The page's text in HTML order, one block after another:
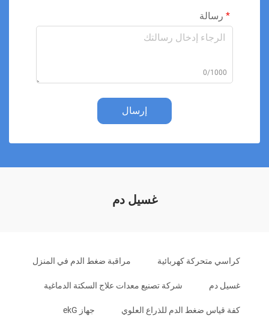
رسالة
0/1000
إرسال
غسيل دم
كراسي متحركة كهربائية مراقبة ضغط الدم في المنزل
غسيل دم شركة تصنيع معدات علاج السكتة الدماغية
كفة قياس ضغط الدم للذراع العلوي جهاز ekG